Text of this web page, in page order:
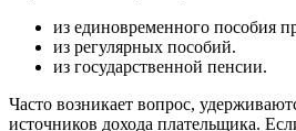
из единовременного пособия
из регулярных пособий.
из государственной пенсии.
Часто возникает вопрос,
источников дохода плательщика.